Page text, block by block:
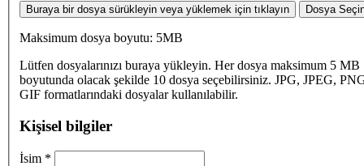
Buraya bir dosya sürükleyin veya yüklemek için tıklayın Dosya
Maksimum dosya boyutu: 5MB
Lütfen dosyalarınızı buraya yükleyin. Her dosya maksimum 5 MB
boyutunda olacak şekilde 10 dosya seçebilirsiniz. JPG, JPEG,
GIF formatlarındaki dosyalar kullanılabilir.
Kişisel bilgiler
İsim *